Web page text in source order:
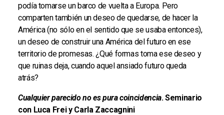
podía tomarse un barco de vuelta a Europa. Pero
comparten también un deseo de quedarse, de hacer la
América (no sólo en el sentido que se usaba entonces),
un deseo de construir una América del futuro en ese
territorio de promesas. ¿Qué formas toma ese deseo y
que ruinas deja, cuando aquel ansiado futuro queda
atrás?
Cualquier parecido no es pura coincidencia. Seminario
con Luca Frei y Carla Zaccagnini